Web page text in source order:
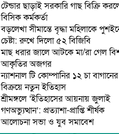
টেন্ডার ছাড়াই সরকারি গাছ বিক্রি
বিসিক কর্মকর্তা
বড়লেখা সীমান্তে বৃদ্ধা মহিলাকে
চেষ্টা: রুখে দিলো ৫২ বিজিবি
মাছ ধরার জালে আটকে মা/রা গেল
আকৃতির অজগর
ন্যাশনাল টি কোম্পানির ১২ চা
বিক্রয়ে নতুন ইতিহাস
শ্রীমঙ্গলে ‘ইতিহাসের আয়নায় জুলাই
গণঅভ্যুত্থান’: প্রত্যাশা-প্রাপ্তি শীর্ষক
আলোচনা সভা ও যুব সমাবেশ